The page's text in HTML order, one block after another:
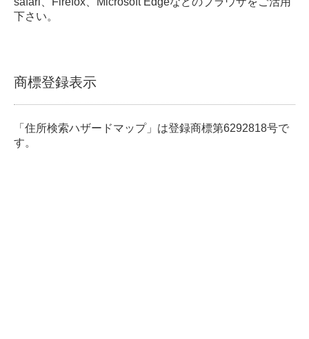
下さい。
商標登録表示
「住所検索ハザードマップ」は登録商標第6292818号で
す。